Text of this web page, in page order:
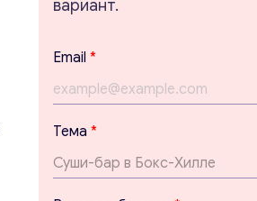
вариант.
Email *
с
о
о
б
щ
Тема *